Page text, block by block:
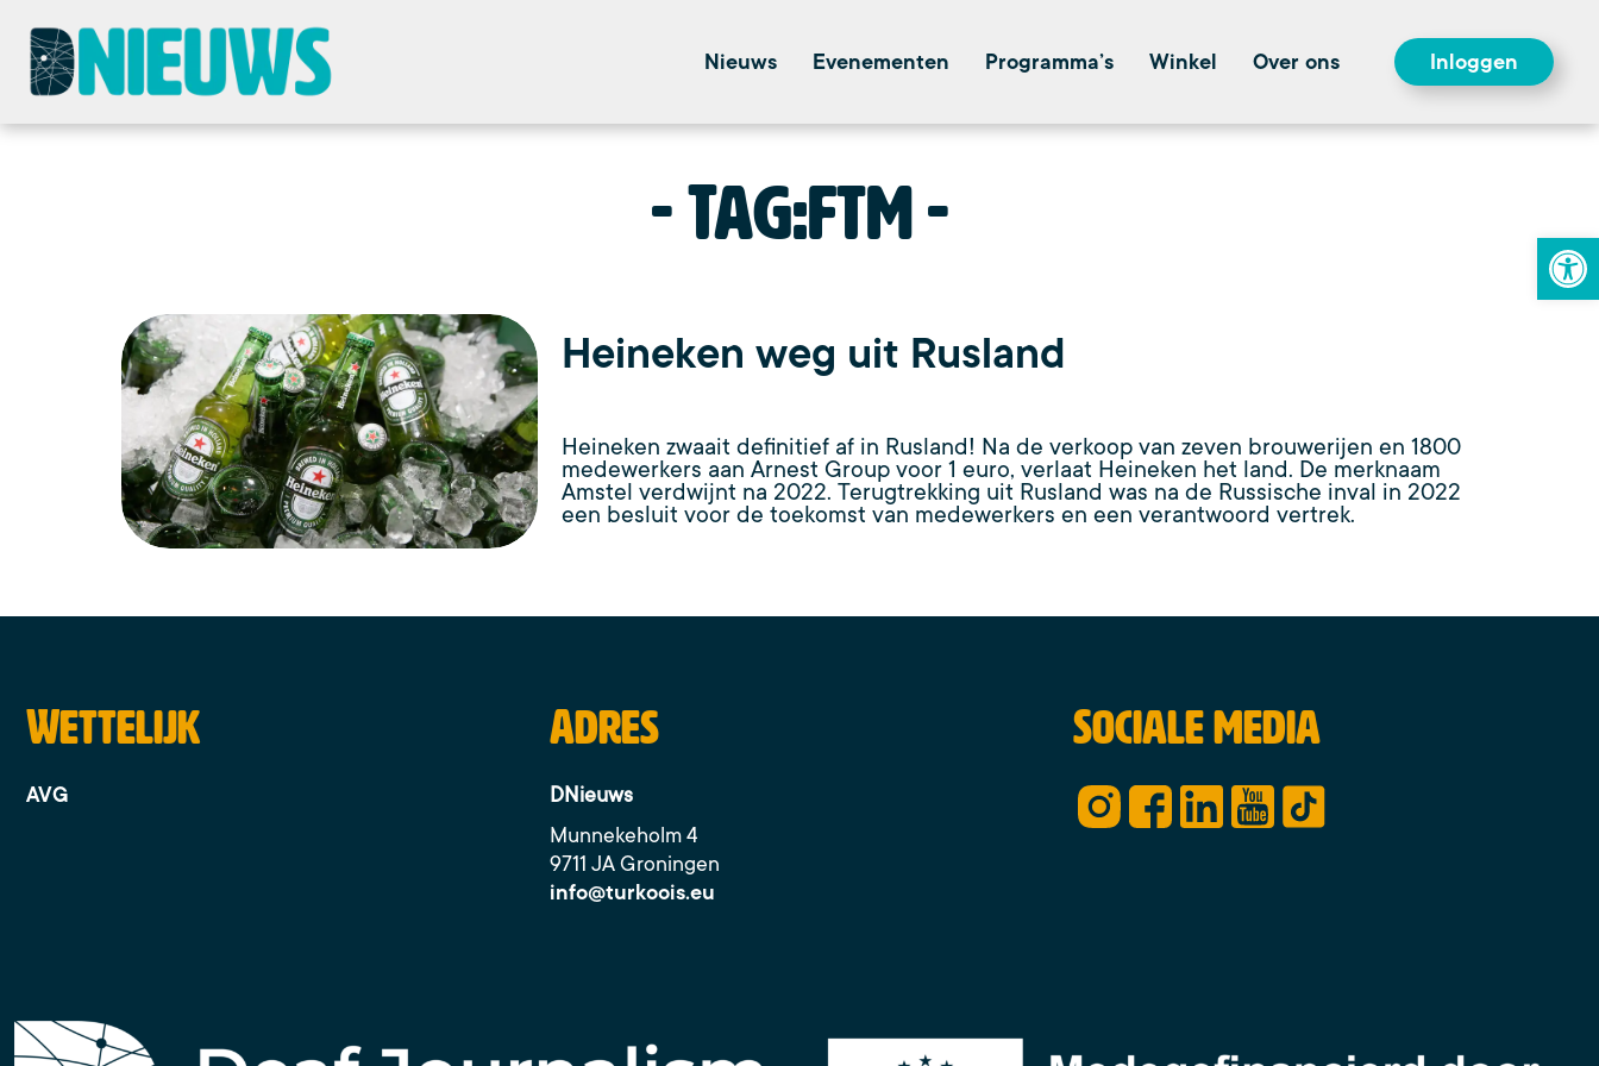
Nieuws Evenementen Programma’s Winkel Over ons Inloggen
Tag:ftm
Heineken weg uit Rusland
Heineken zwaait definitief af in Rusland! Na de verkoop van zeven brouwerijen en 1800
medewerkers aan Arnest Group voor 1 euro, verlaat Heineken het land. De merknaam
Amstel verdwijnt na 2022. Terugtrekking uit Rusland was na de Russische inval in 2022
een besluit voor de toekomst van medewerkers en een verantwoord vertrek.
Wettelijk
AVG
Adres
DNieuws
Munnekeholm 4
9711 JA Groningen
info@turkoois.eu
Sociale media